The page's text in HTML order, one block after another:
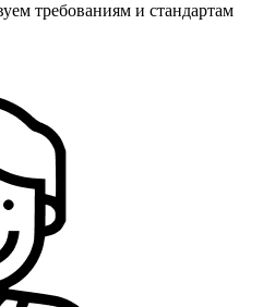
требованиям и стандартам